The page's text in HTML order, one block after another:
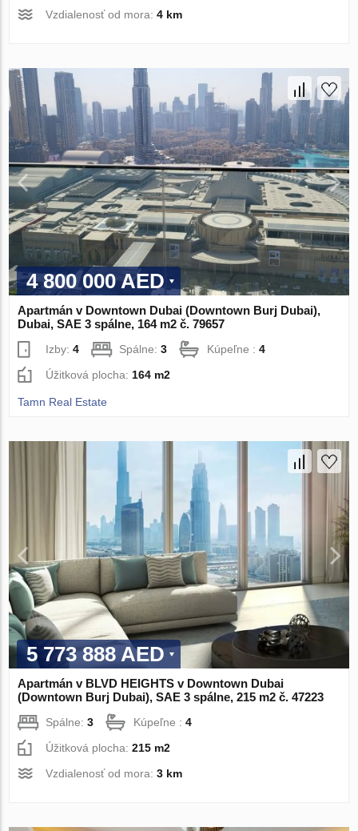
Vzdialenosť od mora:4 km
4 800 000 AED
Apartmán v Downtown Dubai (Downtown Burj Dubai),
Dubai, SAE 3 spálne, 164 m2 č. 79657
Izby:4 Spálne:3 Kúpeľne :4
Úžitková plocha: 164 m2
Tamn Real Estate
5 773 888 AED
Apartmán v BLVD HEIGHTS v Downtown Dubai
(Downtown Burj Dubai), SAE 3 spálne, 215 m2 č. 47223
Spálne:3 Kúpeľne :4
Úžitková plocha:215 m2
Vzdialenosť od mora:3 km